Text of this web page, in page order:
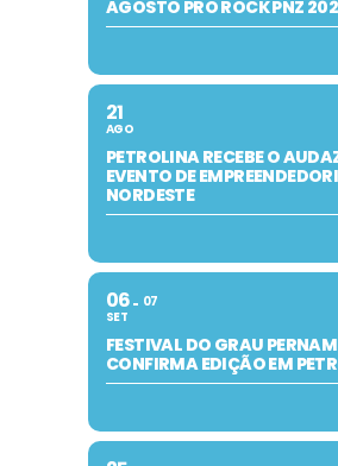
AGOSTO PRO ROCK PNZ
21
AGO
PETROLINA RECEBE O
EVENTO DE
NORDESTE
06
SET
07
FESTIVAL DO GRAU
CONFIRMA EDIÇÃO EM